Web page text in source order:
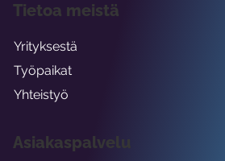
Asiakaspalvelu
Tietoa meistä
Yrityksestä
Työpaikat
Yhteistyö